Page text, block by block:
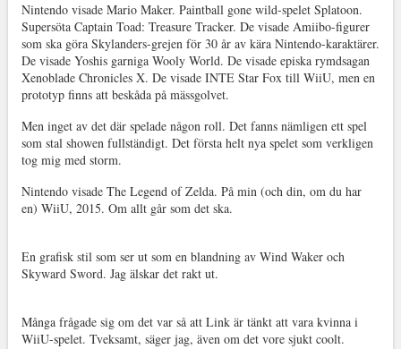
Nintendo visade Mario Maker. Paintball gone wild-spelet Splatoon.
Supersöta Captain Toad: Treasure Tracker. De visade Amiibo-figurer
som ska göra Skylanders-grejen för 30 år av kära Nintendo-karaktärer.
De visade Yoshis garniga Wooly World. De visade episka rymdsagan
Xenoblade Chronicles X. De visade INTE Star Fox till WiiU, men en
prototyp finns att beskåda på mässgolvet.
Men inget av det där spelade någon roll. Det fanns nämligen ett spel
som stal showen fullständigt. Det första helt nya spelet som verkligen
tog mig med storm.
Nintendo visade The Legend of Zelda. På min (och din, om du har
en) WiiU, 2015. Om allt går som det ska.
En grafisk stil som ser ut som en blandning av Wind Waker och
Skyward Sword. Jag älskar det rakt ut.
Många frågade sig om det var så att Link är tänkt att vara kvinna i
WiiU-spelet. Tveksamt, säger jag, även om det vore sjukt coolt.